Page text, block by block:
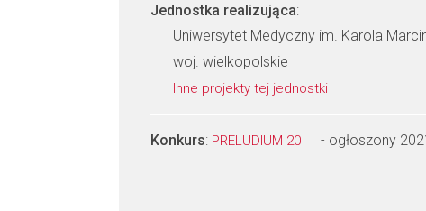
Jednostka realizująca:
Uniwersytet Medyczny im. Karola
woj. wielkopolskie
Inne projekty tej jednostki
Konkurs: PRELUDIUM 20 - ogłoszony